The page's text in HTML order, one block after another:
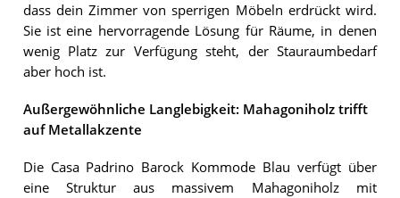
dass dein Zimmer von sperrigen Möbeln erdrückt wird.
Sie ist eine hervorragende Lösung für Räume, in denen
wenig Platz zur Verfügung steht, der Stauraumbedarf
aber hoch ist.
Außergewöhnliche Langlebigkeit: Mahagoniholz trifft
auf Metallakzente
Die Casa Padrino Barock Kommode Blau verfügt über
eine Struktur aus massivem Mahagoniholz mit